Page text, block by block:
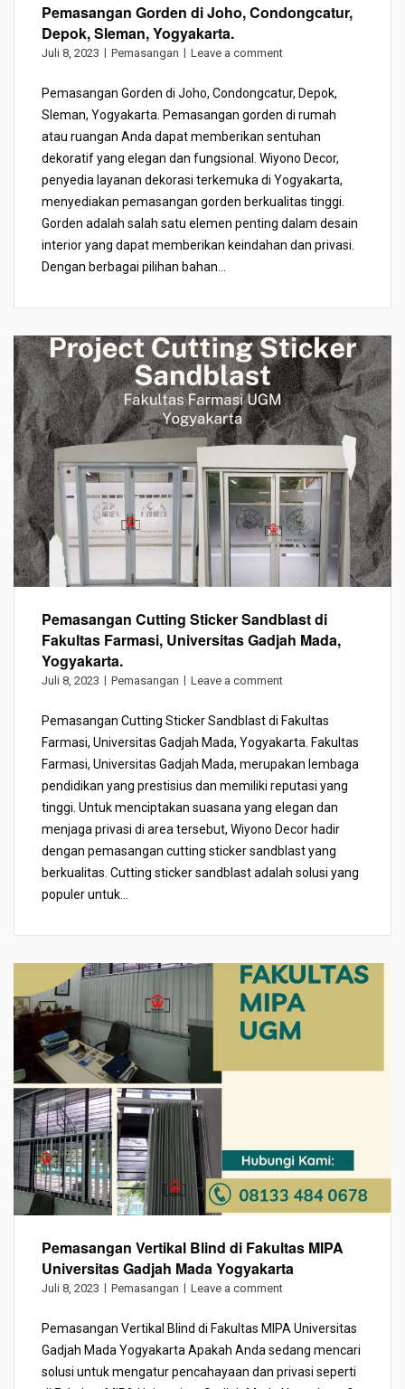
Pemasangan Gorden di Joho, Condongcatur,
Depok, Sleman, Yogyakarta.
Juli 8, 2023 Pemasangan Leave a comment
Pemasangan Gorden di Joho, Condongcatur, Depok,
Sleman, Yogyakarta. Pemasangan gorden di rumah
atau ruangan Anda dapat memberikan sentuhan
dekoratif yang elegan dan fungsional. Wiyono Decor,
penyedia layanan dekorasi terkemuka di Yogyakarta,
menyediakan pemasangan gorden berkualitas tinggi.
Gorden adalah salah satu elemen penting dalam desain
interior yang dapat memberikan keindahan dan privasi.
Dengan berbagai pilihan bahan...
Pemasangan Cutting Sticker Sandblast di
Fakultas Farmasi, Universitas Gadjah Mada,
Yogyakarta.
Juli 8, 2023 Pemasangan Leave a comment
Pemasangan Cutting Sticker Sandblast di Fakultas
Farmasi, Universitas Gadjah Mada, Yogyakarta. Fakultas
Farmasi, Universitas Gadjah Mada, merupakan lembaga
pendidikan yang prestisius dan memiliki reputasi yang
tinggi. Untuk menciptakan suasana yang elegan dan
menjaga privasi di area tersebut, Wiyono Decor hadir
dengan pemasangan cutting sticker sandblast yang
berkualitas. Cutting sticker sandblast adalah solusi yang
populer untuk...
Pemasangan Vertikal Blind di Fakultas MIPA
Universitas Gadjah Mada Yogyakarta
Juli 8, 2023 Pemasangan Leave a comment
Pemasangan Vertikal Blind di Fakultas MIPA Universitas
Gadjah Mada Yogyakarta Apakah Anda sedang mencari
solusi untuk mengatur pencahayaan dan privasi seperti